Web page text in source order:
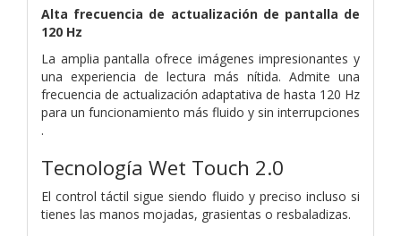
Alta frecuencia de actualización de pantalla de
120 Hz
La amplia pantalla ofrece imágenes impresionantes y
una experiencia de lectura más nítida. Admite una
frecuencia de actualización adaptativa de hasta 120 Hz
para un funcionamiento más fluido y sin interrupciones
.
Tecnología Wet Touch 2.0
El control táctil sigue siendo fluido y preciso incluso si
tienes las manos mojadas, grasientas o resbaladizas.